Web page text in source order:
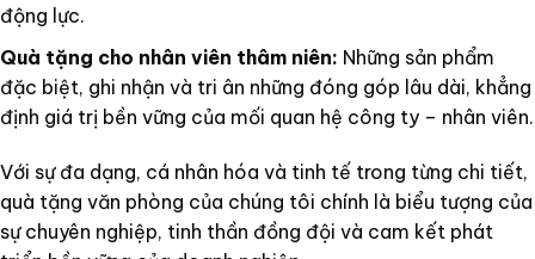
động lực.
Quà tặng cho nhân viên thâm niên: Những sản phẩm
đặc biệt, ghi nhận và tri ân những đóng góp lâu dài, khẳng
định giá trị bền vững của mối quan hệ công ty – nhân viên.
Với sự đa dạng, cá nhân hóa và tinh tế trong từng chi tiết,
quà tặng văn phòng của chúng tôi chính là biểu tượng của
sự chuyên nghiệp, tinh thần đồng đội và cam kết phát